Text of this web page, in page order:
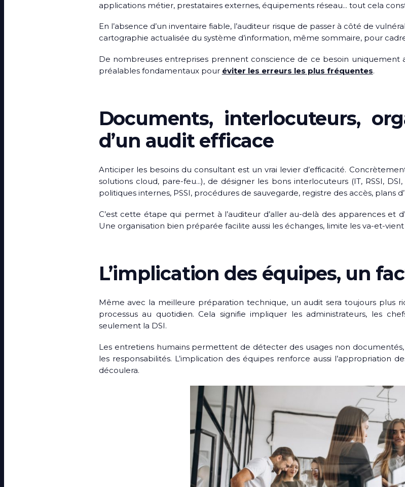
applications métier, prestataires externes, équipements réseau… tout cela
En l’absence d’un inventaire fiable, l’auditeur risque de passer à côté de
cartographie actualisée du système d’information, même sommaire, pour
De nombreuses entreprises prennent conscience de ce besoin uniquement
préalables fondamentaux pour éviter les erreurs les plus fréquentes.
Documents, interlocuteurs,
d’un audit efficace
Anticiper les besoins du consultant est un vrai levier d’efficacité.
solutions cloud, pare-feu…), de désigner les bons interlocuteurs (IT, RSSI,
politiques internes, PSSI, procédures de sauvegarde, registre des accès, plans
C’est cette étape qui permet à l’auditeur d’aller au-delà des apparences et
Une organisation bien préparée facilite aussi les échanges, limite les va-et-
L’implication des équipes, un
Même avec la meilleure préparation technique, un audit sera toujours plus
processus au quotidien. Cela signifie impliquer les administrateurs, les
seulement la DSI.
Les entretiens humains permettent de détecter des usages non
les responsabilités. L’implication des équipes renforce aussi l’appropriation
découlera.